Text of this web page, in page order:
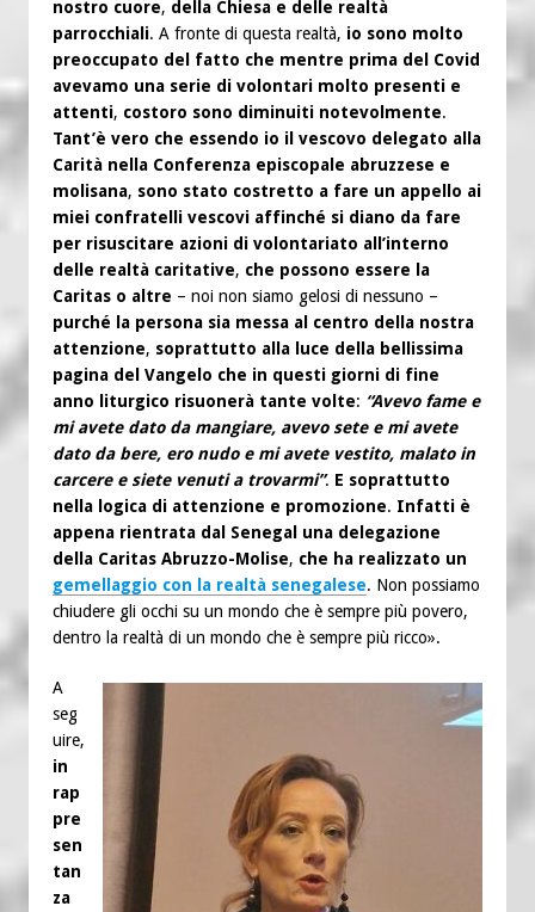
nostro cuore, della Chiesa e delle realtà
parrocchiali. A fronte di questa realtà, io sono molto
preoccupato del fatto che mentre prima del Covid
avevamo una serie di volontari molto presenti e
attenti, costoro sono diminuiti notevolmente.
Tant’è vero che essendo io il vescovo delegato alla
Carità nella Conferenza episcopale abruzzese e
molisana, sono stato costretto a fare un appello ai
miei confratelli vescovi affinché si diano da fare
per risuscitare azioni di volontariato all’interno
delle realtà caritative, che possono essere la
Caritas o altre – noi non siamo gelosi di nessuno –
purché la persona sia messa al centro della nostra
attenzione, soprattutto alla luce della bellissima
pagina del Vangelo che in questi giorni di fine
anno liturgico risuonerà tante volte: “Avevo fame e
mi avete dato da mangiare, avevo sete e mi avete
dato da bere, ero nudo e mi avete vestito, malato in
carcere e siete venuti a trovarmi”. E soprattutto
nella logica di attenzione e promozione. Infatti è
appena rientrata dal Senegal una delegazione
della Caritas Abruzzo-Molise, che ha realizzato un
gemellaggio con la realtà senegalese. Non possiamo
chiudere gli occhi su un mondo che è sempre più povero,
dentro la realtà di un mondo che è sempre più ricco».
A
seg
uire,
in
rap
pre
sen
tan
za